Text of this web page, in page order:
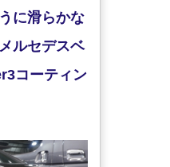
に滑らかな
ルセデスベ
コーティン